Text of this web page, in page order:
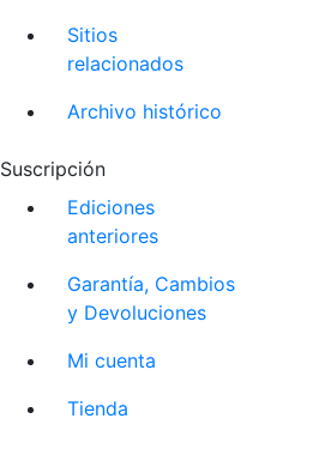
Sitios
relacionados
Archivo histórico
Suscripción
Ediciones
anteriores
Garantía, Cambios
y Devoluciones
Mi cuenta
Tienda